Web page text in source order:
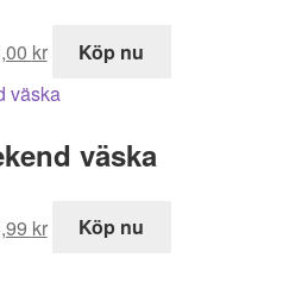
kr.
kr
nuvarande
priset
295,00 kr.
Köp nu
väska
kr
nuvarande
Köp nu